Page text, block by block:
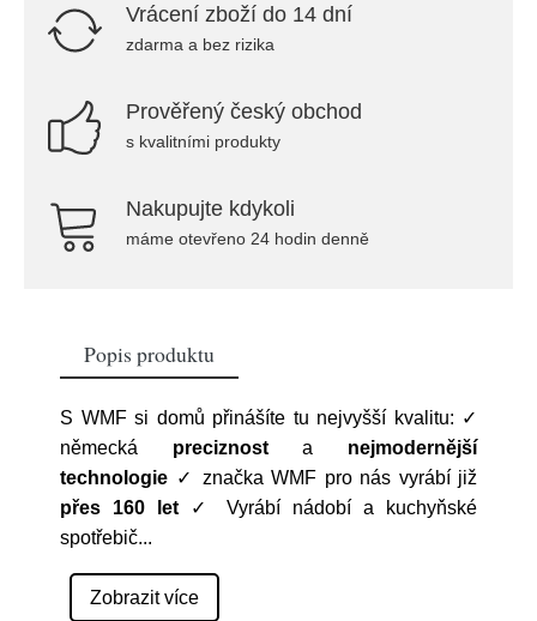
Vrácení zboží do 14 dní
zdarma a bez rizika
Prověřený český obchod
s kvalitními produkty
Nakupujte kdykoli
máme otevřeno 24 hodin denně
Popis produktu
S WMF si domů přinášíte tu nejvyšší kvalitu: ✓
německá preciznosta nejmodernější
technologie ✓ značka WMF pro nás vyrábí již
přes 160 let ✓ Vyrábí nádobí a kuchyňské
spotřebič...
Zobrazit více